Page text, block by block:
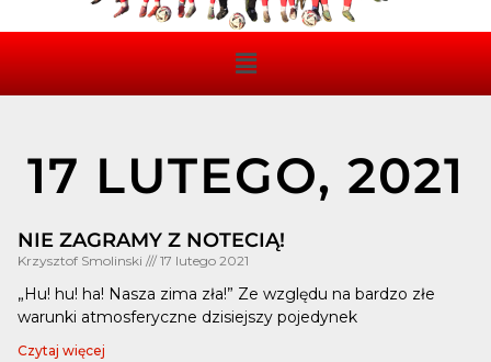
17 LUTEGO, 2021
NIE ZAGRAMY Z NOTECIĄ!
Krzysztof Smolinski 17 lutego 2021
„Hu! hu! ha! Nasza zima zła!” Ze względu na bardzo złe
warunki atmosferyczne dzisiejszy pojedynek
Czytaj więcej